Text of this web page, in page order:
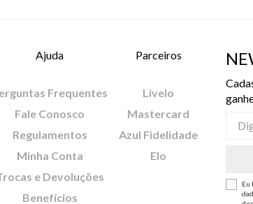
Ajuda
Frequentes
Fale Conosco
Regulamentos
Minha Conta
e Devoluções
Benefícios
Parceiros
Livelo
Mastercard
Azul Fidelidade
Elo
Eu